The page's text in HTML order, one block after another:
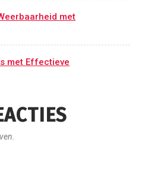
met
met Effectieve